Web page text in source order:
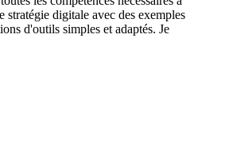
stratégie digitale avec des exemples
d'outils simples et adaptés. Je